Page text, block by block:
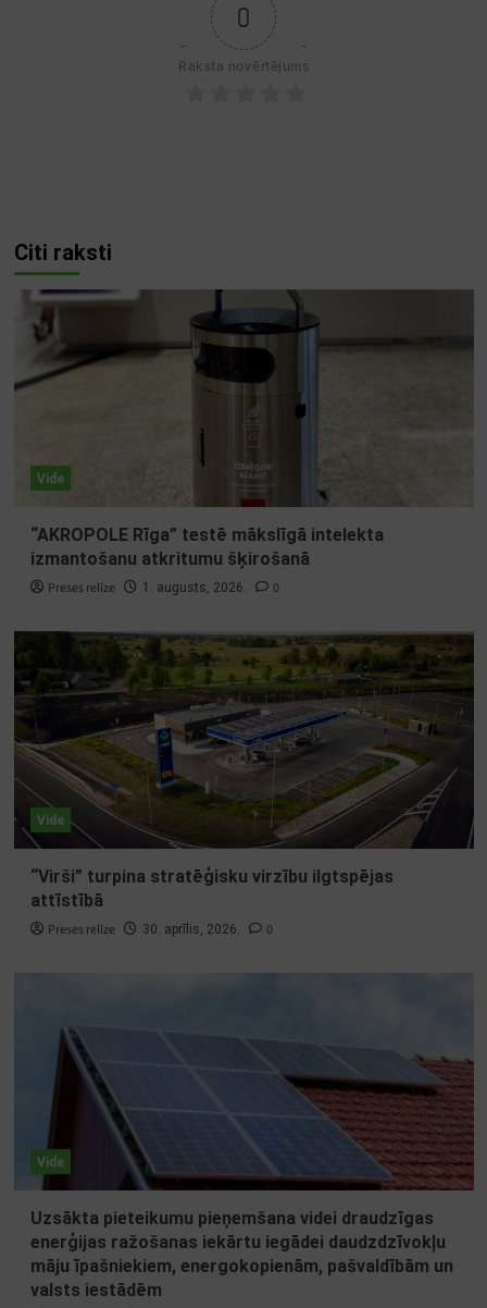
0
Raksta novērtējums
Citi raksti
Vide
“AKROPOLE Rīga” testē mākslīgā intelekta
izmantošanu atkritumu šķirošanā
Preses relīze 1. augusts, 2026. 0
Vide
“Virši” turpina stratēģisku virzību ilgtspējas
attīstībā
Preses relīze 30. aprīlis, 2026. 0
Vide
Uzsākta pieteikumu pieņemšana videi draudzīgas
enerģijas ražošanas iekārtu iegādei daudzdzīvokļu
māju īpašniekiem, energokopienām, pašvaldībām un
valsts iestādēm